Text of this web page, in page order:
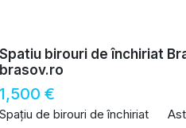
Spatiu birouri de închiriat
brasov.ro
1,500 €
Spațiu de birouri de închiriat